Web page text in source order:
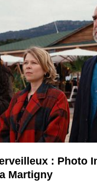
: Photo
Martigny